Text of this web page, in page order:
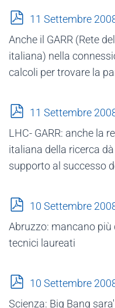
p
f
11 Settembre
Anche il GARR (Rete
italiana) nella
calcoli per trovare la
p
f
11 Settembre
LHC- GARR: anche la
italiana della ricerca
supporto al successo
p
f
10 Settembre
Abruzzo: mancano più
tecnici laureati
p10 Settembre
Scienza: Big Bang sara'